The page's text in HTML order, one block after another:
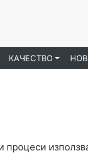
КАЧЕСТВО
процеси